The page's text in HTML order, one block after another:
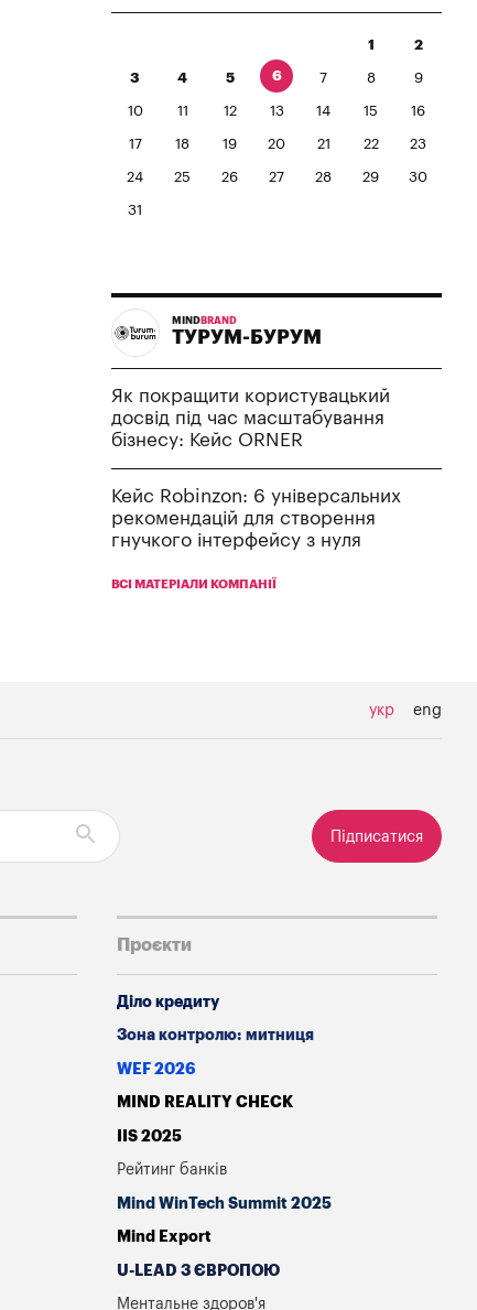
1 2
3 4 5 6 7 8 9
10 11 12 13 14 15 16
17 18 19 20 21 22 23
24 25 26 27 28 29 30
31
MIND BRAND
ТУРУМ-БУРУМ
Як покращити користувацький
досвід під час масштабування
бізнесу: Кейс ORNER
Кейс Robinzon: 6 універсальних
рекомендацій для створення
гнучкого інтерфейсу з нуля
ВСІ МАТЕРІАЛИ КОМПАНІЇ
укр eng
Підписатися
Проєкти
Діло кредиту
Зона контролю: митниця
WEF 2026
MIND REALITY CHECK
IIS 2025
Рейтинг банків
Mind WinTech Summit 2025
Mind Export
U-LEAD З ЄВРОПОЮ
Ментальне здоров'я